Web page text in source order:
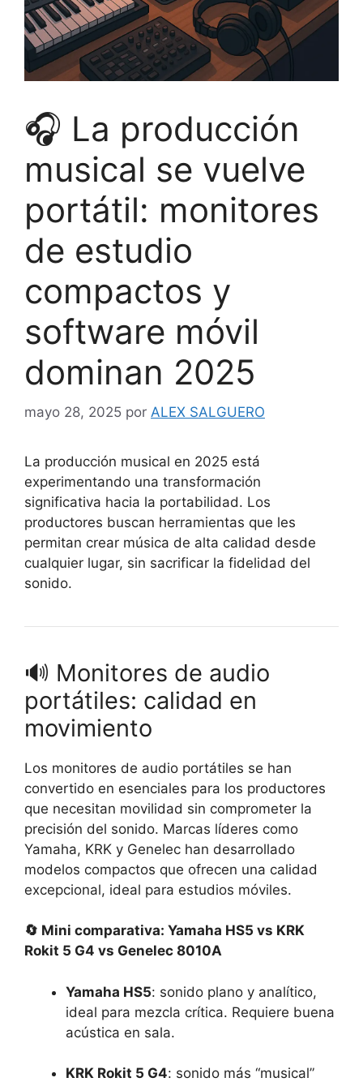
🎧 La producción
musical se vuelve
portátil: monitores
de estudio
compactos y
software móvil
dominan 2025
mayo 28, 2025 por ALEX SALGUERO
La producción musical en 2025 está
experimentando una transformación
significativa hacia la portabilidad. Los
productores buscan herramientas que les
permitan crear música de alta calidad desde
cualquier lugar, sin sacrificar la fidelidad del
sonido.
🔊 Monitores de audio
portátiles: calidad en
movimiento
Los monitores de audio portátiles se han
convertido en esenciales para los productores
que necesitan movilidad sin comprometer la
precisión del sonido. Marcas líderes como
Yamaha, KRK y Genelec han desarrollado
modelos compactos que ofrecen una calidad
excepcional, ideal para estudios móviles.
🔄 Mini comparativa: Yamaha HS5 vs KRK
Rokit 5 G4 vs Genelec 8010A
Yamaha HS5: sonido plano y analítico,
ideal para mezcla crítica. Requiere buena
acústica en sala.
KRK Rokit 5 G4: sonido más “musical”